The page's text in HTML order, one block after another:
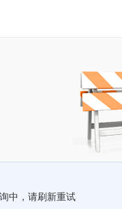
中，请刷新重试